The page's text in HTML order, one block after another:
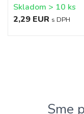
Skladom > 10 ks
2,29 EUR s DPH
Sme